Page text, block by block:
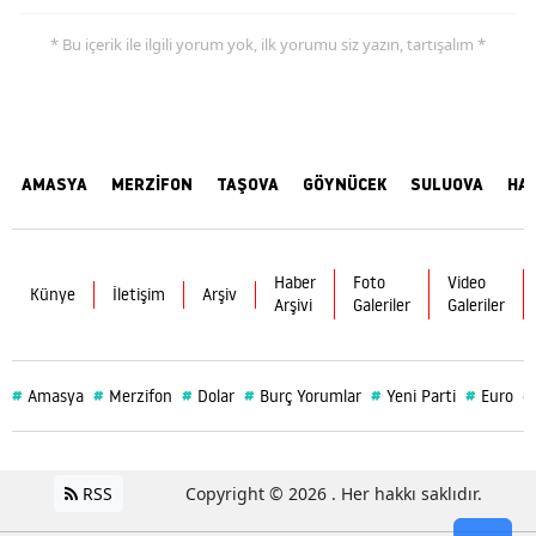
* Bu içerik ile ilgili yorum yok, ilk yorumu siz yazın, tartışalım *
AMASYA MERZİFON TAŞOVA GÖYNÜCEK SULUOVA
Künye İletişim Arşiv
Haber
Arşivi
Foto
Galeriler
Video
Galeriler
# Amasya # Merzifon # Dolar # Burç Yorumlar # Yeni Parti # Euro #
RSS Copyright © 2026 . Her hakkı saklıdır.